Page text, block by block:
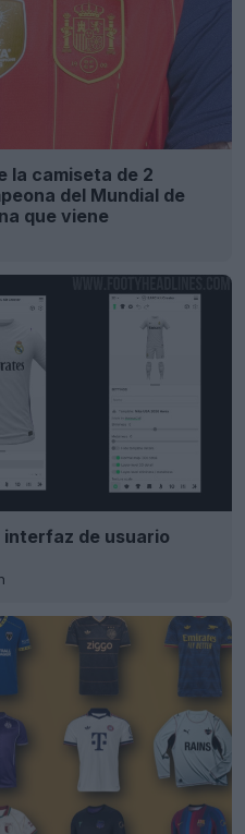
la camiseta de 2
del Mundial de
que viene
interfaz de usuario